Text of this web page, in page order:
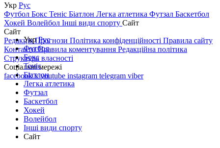
Укр Рус
Футбол Бокс Теніс Біатлон Легка атлетика Футзал Баскетбол
Хокей Волейбол Інші види спорту Сайт
Сайт
РедакціяПрогнози Політика конфіденційності Правила сайту
КонтактиПравила коментування Редакційна політика
Структура власності
Соціальні мережі
facebookxyoutube instagram telegram viber
УкрРус
Футбол
Бокс
Теніс
Біатлон
Легка атлетика
Футзал
Баскетбол
Хокей
Волейбол
Інші види спорту
Сайт